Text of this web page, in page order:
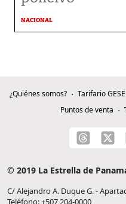
NACIONAL
¿Quiénes somos? Tarifario GESE
Puntos de venta
© 2019 La Estrella de
C/ Alejandro A. Duque G. -
Teléfono: +507 204-0000